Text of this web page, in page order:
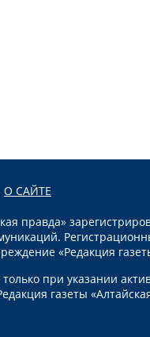
О САЙТЕ
правда»
«Редакция
при указании
газеты